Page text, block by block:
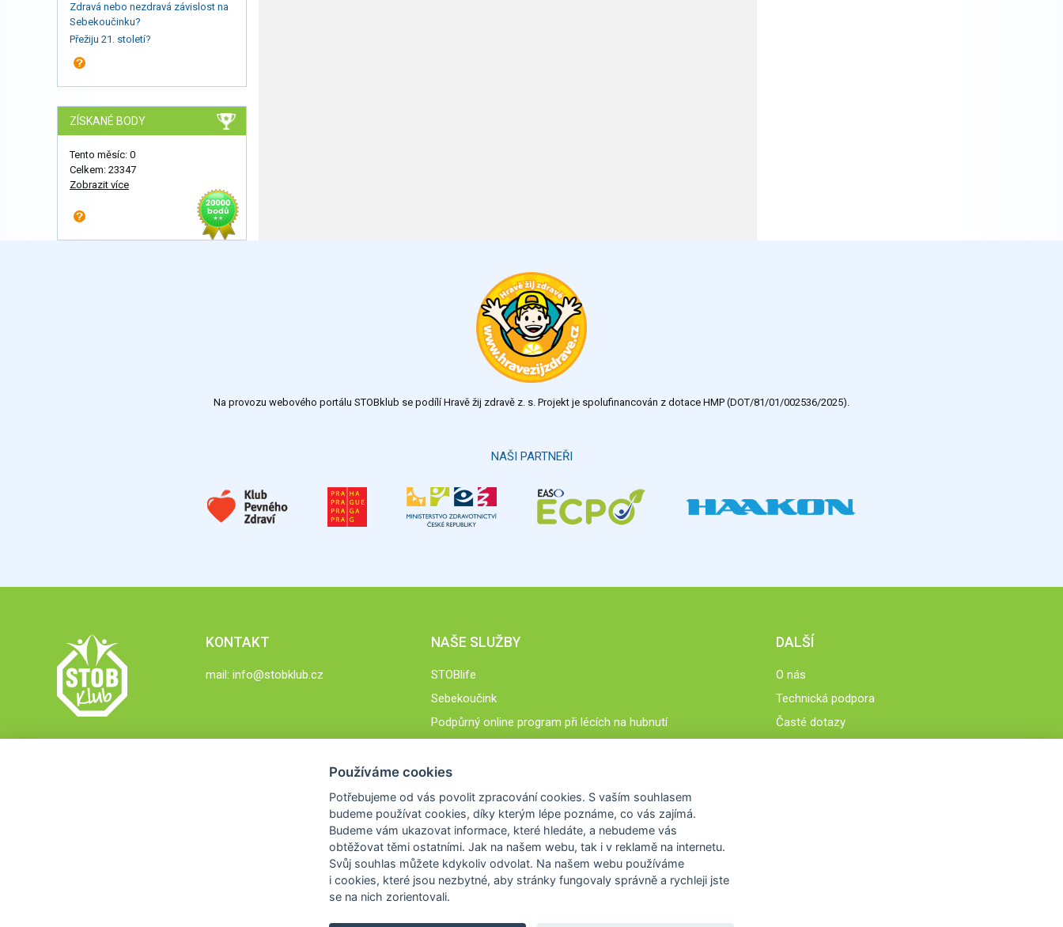
Zdravá nebo nezdravá závislost na
Sebekoučinku?
Přežiju 21. století?
ZÍSKANÉ BODY
Tento měsíc: 0
Celkem: 23347
Zobrazit více
Na provozu webového portálu STOBklub se podílí Hravě žij zdravě z. s. Projekt je spolufinancován z dotace HMP (DOT/81/01/002536/2025).
NAŠI PARTNEŘI
KONTAKT
mail: info@stobklub.cz
NAŠE SLUŽBY
STOBlife
Sebekoučink
Podpůrný online program při lécích na hubnutí
DALŠÍ
O nás
Technická podpora
Časté dotazy
Používáme cookies
Potřebujeme od vás povolit zpracování cookies. S vaším souhlasem
budeme používat cookies, díky kterým lépe poznáme, co vás zajímá.
Budeme vám ukazovat informace, které hledáte, a nebudeme vás
obtěžovat těmi ostatními. Jak na našem webu, tak i v reklamě na internetu.
Svůj souhlas můžete kdykoliv odvolat. Na našem webu používáme
i cookies, které jsou nezbytné, aby stránky fungovaly správně a rychleji jste
se na nich zorientovali.